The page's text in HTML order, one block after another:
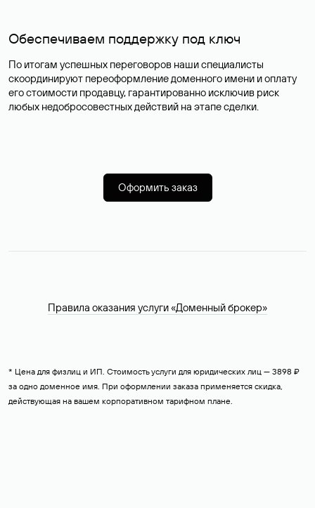
Обеспечиваем поддержку под ключ
По итогам успешных переговоров наши специалисты
скоординируют переоформление доменного имени и оплату
его стоимости продавцу, гарантированно исключив риск
любых недобросовестных действий на этапе сделки.
Оформить заказ
Правила оказания услуги «Доменный брокер»
* Цена для физлиц и ИП. Стоимость услуги для юридических лиц — 3898 ₽
за одно доменное имя. При оформлении заказа применяется скидка,
действующая на вашем корпоративном тарифном плане.